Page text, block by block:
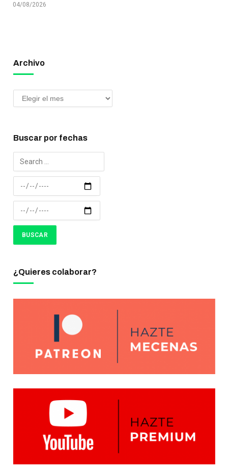
04/08/2026
Archivo
Buscar por fechas
¿Quieres colaborar?